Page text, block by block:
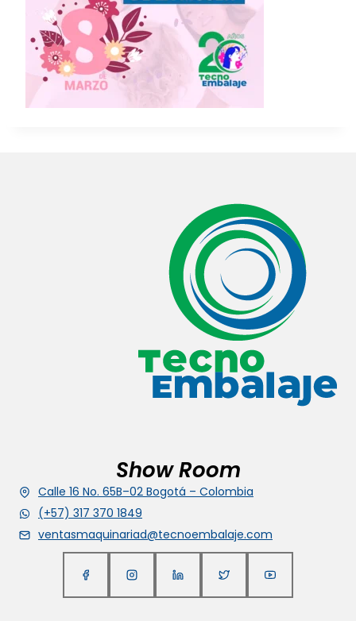
Show Room
Calle 16 No. 65B–02 Bogotá – Colombia
(+57) 317 370 1849
ventasmaquinariad@tecnoembalaje.com